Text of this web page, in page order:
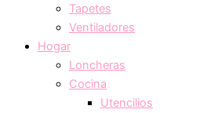
Tapetes
Ventiladores
Hogar
Loncheras
Cocina
Utencilios